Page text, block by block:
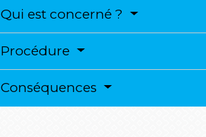
Qui est concerné ?
Procédure
Conséquences